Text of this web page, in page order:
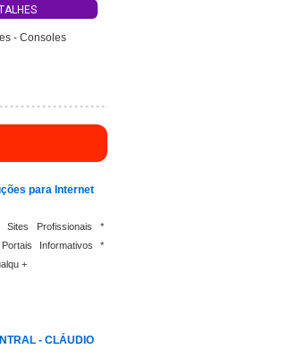
- Consoles
para Internet
Profissionais *
Informativos *
+
- CLÁUDIO